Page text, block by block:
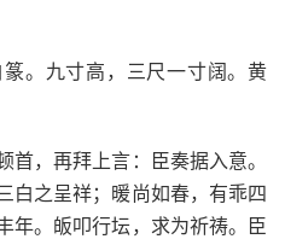
。九寸高，三尺一寸阔。黄
，再拜上言：臣奏据入意。
白之呈祥；暖尚如春，有乖四
年。皈叩行坛，求为祈祷。臣